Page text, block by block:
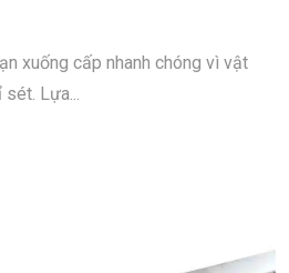
xuống cấp nhanh chóng vì vật
sét. Lựa...